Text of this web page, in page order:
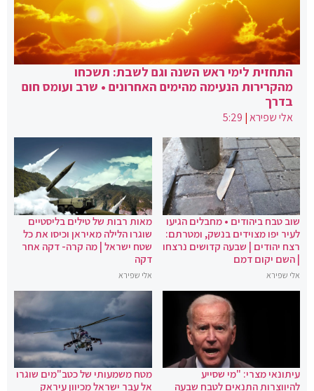
התחזית לימי ראש השנה וגם לשבת: תשכחו
מהקרירות הנעימה מהימים האחרונים • שרב ועומס חום
בדרך
אלי שפירא|
5:29
שוב טבח ביהודים • מחבלים הגיעו
לעיר יפו מצוידים בנשק, ומטרתם:
רצח יהודים | שבעה קדושים נרצחו
| השם יקום דמם
אלי שפירא
מאות רבות של טילים בליסטיים
שוגרו הלילה מאיראן וכיסו את כל
שטח ישראל | מה קרה- דקה אחר
דקה
אלי שפירא
עיתונאי מצרי: "מי שסייע
להיווצרות התנאים לטבח שבעה
מטח משמעותי של כטב"מים שוגרו
אל עבר ישראל מכיוון עיראק